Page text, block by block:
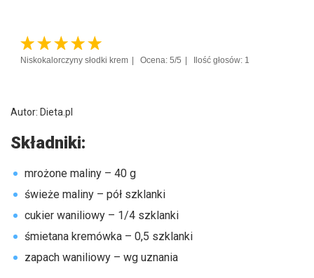
Niskokalorczyny słodki krem Ocena: 5/5 Ilość głosów: 1
Autor: Dieta.pl
Składniki:
mrożone maliny – 40 g
świeże maliny – pół szklanki
cukier waniliowy – 1/4 szklanki
śmietana kremówka – 0,5 szklanki
zapach waniliowy – wg uznania